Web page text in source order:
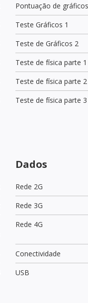
Pontuação de gráficos
Teste Gráficos 1
Teste de Gráficos 2
Teste de física parte 1
Teste de física parte 2
Teste de física parte 3
Dados
Rede 2G
Rede 3G
Rede 4G
Conectividade
USB